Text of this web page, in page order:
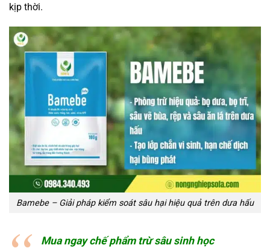
kịp thời.
Bamebe – Giải pháp kiểm soát sâu hại hiệu quả trên dưa hấu
Mua ngay chế phẩm trừ sâu sinh học